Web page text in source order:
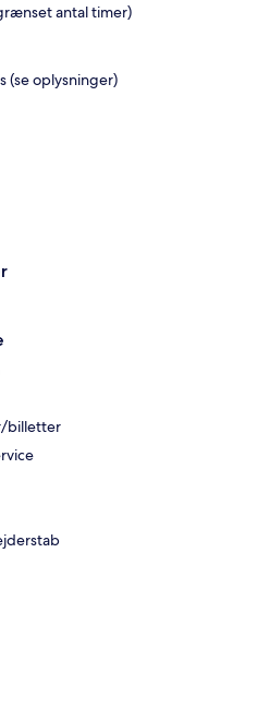
antal timer)
(se oplysninger)
billetter